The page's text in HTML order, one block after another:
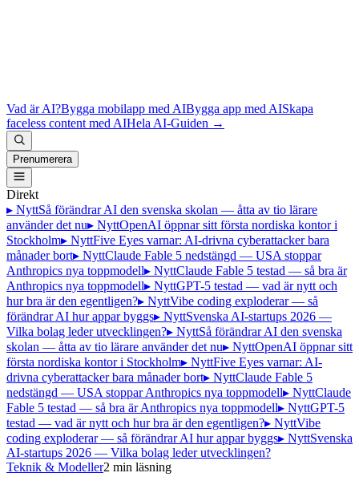
Vad är AI?Bygga mobilapp med AIBygga app med AISkapa
faceless content med AIHela AI-Guiden →
Prenumerera
Direkt
▸ NyttSå förändrar AI den svenska skolan — åtta av tio lärare
använder det nu▸ NyttOpenAI öppnar sitt första nordiska kontor i
Stockholm▸ NyttFive Eyes varnar: AI-drivna cyberattacker bara
månader bort▸ NyttClaude Fable 5 nedstängd — USA stoppar
Anthropics nya toppmodell▸ NyttClaude Fable 5 testad — så bra är
Anthropics nya toppmodell▸ NyttGPT-5 testad — vad är nytt och
hur bra är den egentligen?▸ NyttVibe coding exploderar — så
förändrar AI hur appar byggs▸ NyttSvenska AI-startups 2026 —
Vilka bolag leder utvecklingen?▸ NyttSå förändrar AI den svenska
skolan — åtta av tio lärare använder det nu▸ NyttOpenAI öppnar sitt
första nordiska kontor i Stockholm▸ NyttFive Eyes varnar: AI-
drivna cyberattacker bara månader bort▸ NyttClaude Fable 5
nedstängd — USA stoppar Anthropics nya toppmodell▸ NyttClaude
Fable 5 testad — så bra är Anthropics nya toppmodell▸ NyttGPT-5
testad — vad är nytt och hur bra är den egentligen?▸ NyttVibe
coding exploderar — så förändrar AI hur appar byggs▸ NyttSvenska
AI-startups 2026 — Vilka bolag leder utvecklingen?
Teknik & Modeller2 min läsning